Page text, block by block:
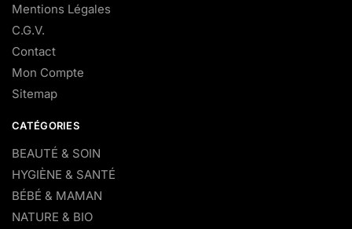
Mentions Légales
C.G.V.
Contact
Mon Compte
Sitemap
CATÉGORIES
BEAUTÉ & SOIN
HYGIÈNE & SANTÉ
BÉBÉ & MAMAN
NATURE & BIO